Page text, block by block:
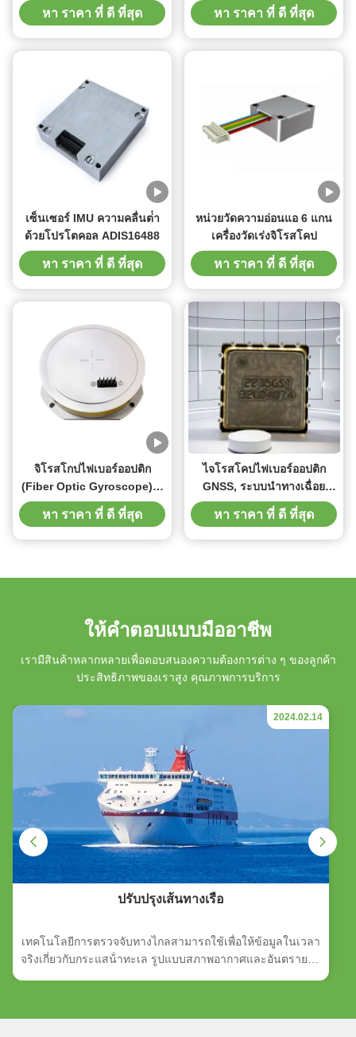
หา ราคา ที่ ดี ที่สุด หา ราคา ที่ ดี ที่สุด
เซ็นเซอร์ IMU ความคลื่นต่ํา
ด้วยโปรโตคอล ADIS16488
หา ราคา ที่ ดี ที่สุด
หน่วยวัดความอ่อนแอ 6 แกน
เครื่องวัดเร่งจิโรสโคป
หา ราคา ที่ ดี ที่สุด
จิโรสโกปไฟเบอร์ออปติก
(Fiber Optic Gyroscope) ที่
มีความแม่นยําสูง FOG ไมโคร
นาโน พร้อมความมั่นคงที่ไม่
เสี่ยง ≤0.8°/h 10s
หา ราคา ที่ ดี ที่สุด
ไจโรสโคปไฟเบอร์ออปติก
GNSS, ระบบนำทางเฉื่อย
RTK สำหรับการเดินเรือ
หา ราคา ที่ ดี ที่สุด
ให้คําตอบแบบมืออาชีพ
เรามีสินค้าหลากหลายเพื่อตอบสนองความต้องการต่าง ๆ ของลูกค้า
ประสิทธิภาพของเราสูง คุณภาพการบริการ
2024.02.14
ปรับปรุงเส้นทางเรือ
เทคโนโลยีการตรวจจับทางไกลสามารถใช้เพื่อให้ข้อมูลในเวลา
จริงเกี่ยวกับกระแสน้ําทะเล รูปแบบสภาพอากาศและอันตรายอื่น